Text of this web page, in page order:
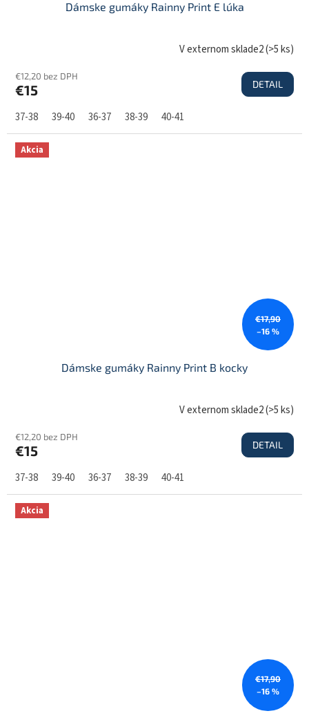
Dámske gumáky Rainny Print E lúka
V externom sklade2(>5 ks)
€12,20 bez DPH
€15 DETAIL
37-38 39-40 36-37 38-39 40-41
Akcia
€17,90
–16 %
Dámske gumáky Rainny Print B kocky
V externom sklade2(>5 ks)
€12,20 bez DPH
€15 DETAIL
37-38 39-40 36-37 38-39 40-41
Akcia
€17,90
–16 %